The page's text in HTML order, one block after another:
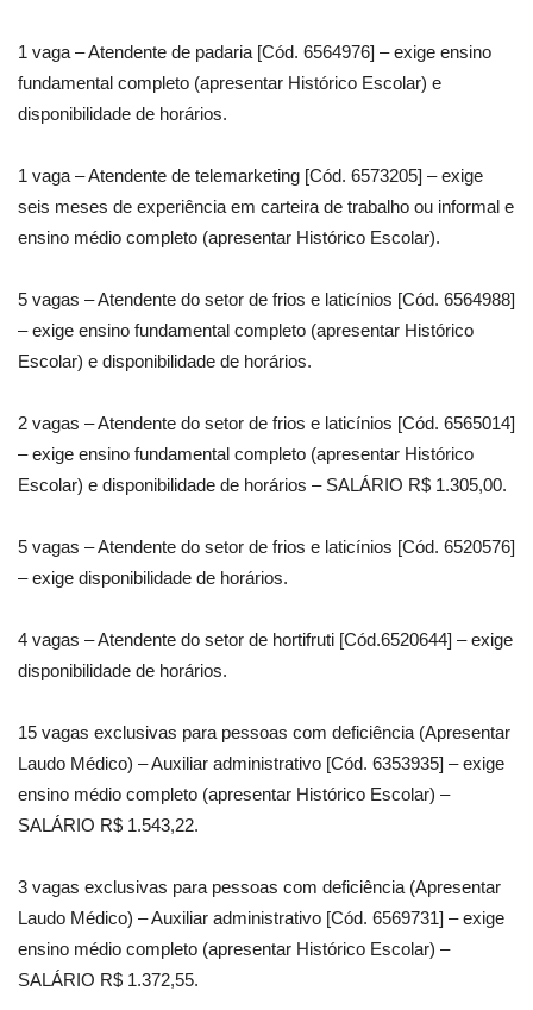
1 vaga – Atendente de padaria [Cód. 6564976] – exige ensino
fundamental completo (apresentar Histórico Escolar) e
disponibilidade de horários.
1 vaga – Atendente de telemarketing [Cód. 6573205] – exige
seis meses de experiência em carteira de trabalho ou informal e
ensino médio completo (apresentar Histórico Escolar).
5 vagas – Atendente do setor de frios e laticínios [Cód. 6564988]
– exige ensino fundamental completo (apresentar Histórico
Escolar) e disponibilidade de horários.
2 vagas – Atendente do setor de frios e laticínios [Cód. 6565014]
– exige ensino fundamental completo (apresentar Histórico
Escolar) e disponibilidade de horários – SALÁRIO R$ 1.305,00.
5 vagas – Atendente do setor de frios e laticínios [Cód. 6520576]
– exige disponibilidade de horários.
4 vagas – Atendente do setor de hortifruti [Cód.6520644] – exige
disponibilidade de horários.
15 vagas exclusivas para pessoas com deficiência (Apresentar
Laudo Médico) – Auxiliar administrativo [Cód. 6353935] – exige
ensino médio completo (apresentar Histórico Escolar) –
SALÁRIO R$ 1.543,22.
3 vagas exclusivas para pessoas com deficiência (Apresentar
Laudo Médico) – Auxiliar administrativo [Cód. 6569731] – exige
ensino médio completo (apresentar Histórico Escolar) –
SALÁRIO R$ 1.372,55.